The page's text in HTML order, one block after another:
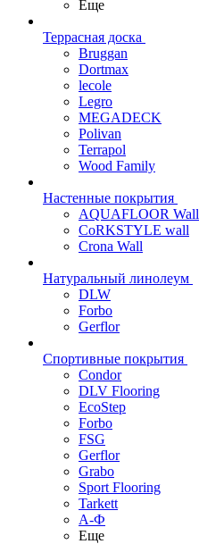
Еще
Террасная доска
Bruggan
Dortmax
lecole
Legro
MEGADECK
Polivan
Terrapol
Wood Family
Настенные покрытия
AQUAFLOOR Wall
CoRKSTYLE wall
Crona Wall
Натуральный линолеум
DLW
Forbo
Gerflor
Спортивные покрытия
Condor
DLV Flooring
EcoStep
Forbo
FSG
Gerflor
Grabo
Sport Flooring
Tarkett
А-Ф
Еще